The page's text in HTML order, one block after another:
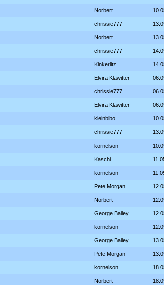
Norbert
chrissie777
Norbert
chrissie777
Kinkerlitz
Elvira Klawitter
chrissie777
Elvira Klawitter
kleinbibo
chrissie777
kornelson
Kaschi
kornelson
Pete Morgan
Norbert
George Bailey
kornelson
George Bailey
Pete Morgan
kornelson
Norbert